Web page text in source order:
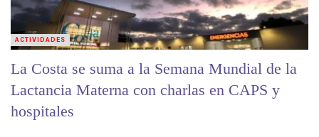
La Costa se suma a la Semana Mundial de la
Lactancia Materna con charlas en CAPS y
hospitales
ACTIVIDADES